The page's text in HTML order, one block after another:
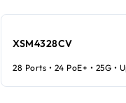
XSM4328CV
28 Ports • 24 PoE+ • 25G •